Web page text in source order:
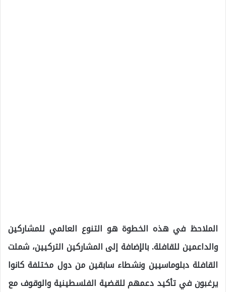
الملاحظ في هذه الخطوة هو التنوع العالمي للمشاركين
والداعمين للقافلة. بالإضافة إلى المشاركين التركيين، شملت
القافلة دبلوماسيين ونشطاء سابقين من دول مختلفة كانوا
يرغبون في تأكيد دعمهم للقضية الفلسطينية والوقوف مع